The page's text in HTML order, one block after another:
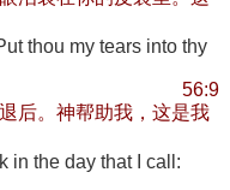
thou my tears into thy
56:9
后。神帮助我，这是我
in the day that I call: